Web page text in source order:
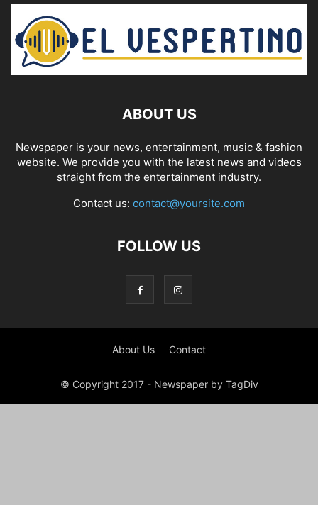
ABOUT US
Newspaper is your news, entertainment, music & fashion
website. We provide you with the latest news and videos
straight from the entertainment industry.
Contact us: contact@yoursite.com
FOLLOW US
About Us Contact
© Copyright 2017 - Newspaper by TagDiv